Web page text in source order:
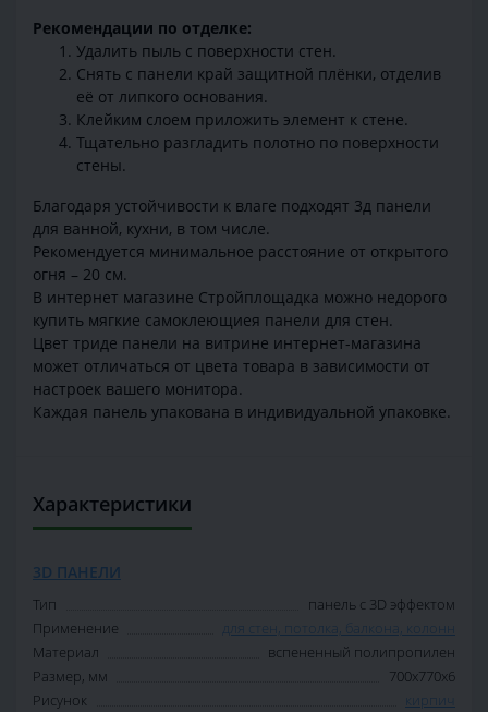
Рекомендации по отделке:
Удалить пыль с поверхности стен.
Снять с панели край защитной плёнки, отделив
её от липкого основания.
Клейким слоем приложить элемент к стене.
Тщательно разгладить полотно по поверхности
стены.
Благодаря устойчивости к влаге подходят 3д панели
для ванной, кухни, в том числе.
Рекомендуется минимальное расстояние от открытого
огня – 20 см.
В интернет магазине Стройплощадка можно недорого
купить мягкие самоклеющиея панели для стен.
Цвет триде панели на витрине интернет-магазина
может отличаться от цвета товара в зависимости от
настроек вашего монитора.
Каждая панель упакована в индивидуальной упаковке.
Характеристики
3D ПАНЕЛИ
Тип
панель с 3D эффектом
Применение
для стен, потолка, балкона, колонн
Материал
вспененный полипропилен
Размер, мм
700х770х6
Рисунок
кирпич